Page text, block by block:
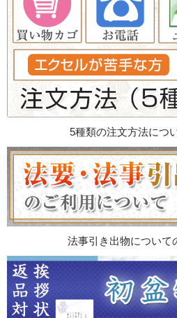
5種類の注文方法につ
法事引き出物について